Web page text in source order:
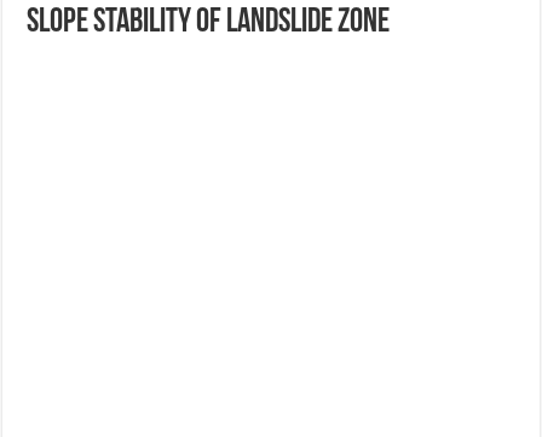
Slope Stability of Landslide Zone